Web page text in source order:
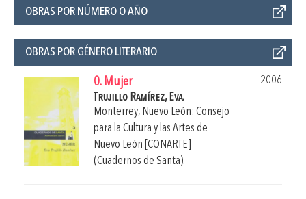
OBRAS POR NÚMERO O AÑO
OBRAS POR GÉNERO LITERARIO
0. Mujer
2006
Trujillo Ramírez, Eva.
Monterrey, Nuevo León: Consejo
para la Cultura y las Artes de
Nuevo León [CONARTE]
(Cuadernos de Santa).